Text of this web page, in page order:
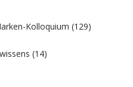
Kolloquium (129)
(14)